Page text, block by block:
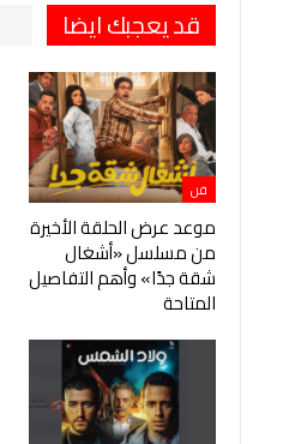
قد يعجبك ايضا
فن
موعد عرض الحلقة الأخيرة
من مسلسل «أشغال
شقة جدًا» وأهم التفاصيل
المتاحة